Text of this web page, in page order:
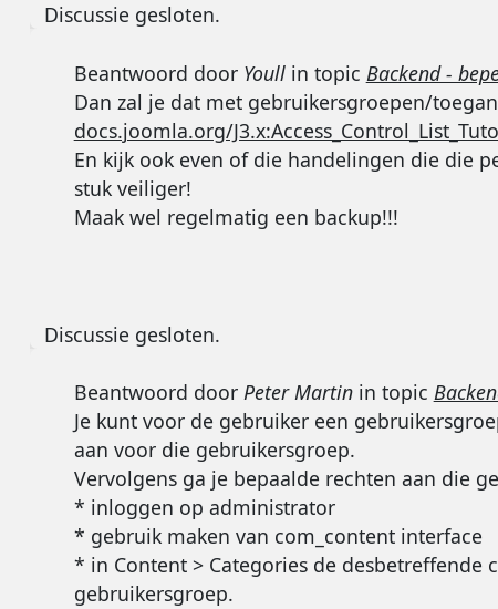
Discussie gesloten.
Beantwoord door Youllin topic Backend -
Dan zal je dat met gebruikersgroepen/
docs.joomla.org/
En kijk ook even of die handelingen die die
stuk veiliger!
Maak wel regelmatig een backup!!!
Discussie gesloten.
Beantwoord door Peter Martinin topic
Je kunt voor de gebruiker een
aan voor die gebruikersgroep.
Vervolgens ga je bepaalde rechten aan die
* inloggen op administrator
* gebruik maken van com_content interface
* in Content > Categories de
gebruikersgroep.